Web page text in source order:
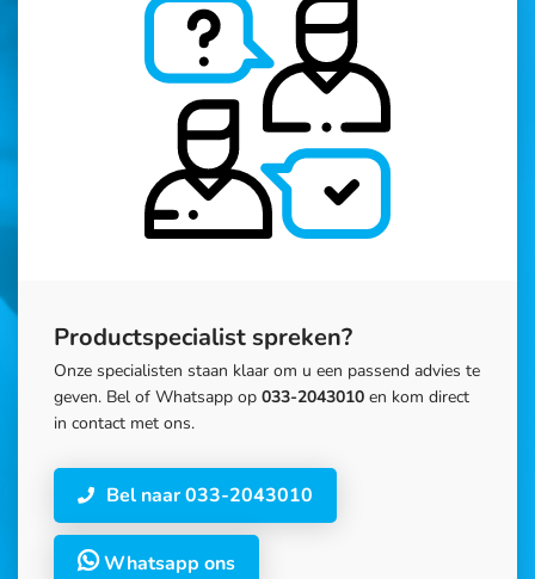
Productspecialist spreken?
Onze specialisten staan klaar om u een passend advies te
geven. Bel of Whatsapp op 033-2043010 en kom direct
in contact met ons.
Bel naar 033-2043010
Whatsapp ons